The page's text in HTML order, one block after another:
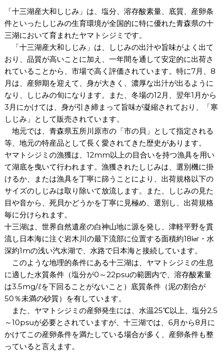
「十三湖産大和しじみ」は、塩分、溶存酸素量、底質、産卵条
件といったしじみの生育環境が全国的に特に優れた青森県の十
三湖において育まれたヤマトシジミです。
「十三湖産大和しじみ」は、しじみの出汁や旨味がよく出て
おり、品質が高いことに加え、一年間を通して安定的に出荷さ
れていることから、市場で高く評価されています。特に7月、8
月は、産卵期を迎えて、身が大きく、濃厚な出汁が出るように
なり、しじみの旬になります。また、冬場の12月、翌年1月から
3月にかけては、身が引き締まって旨味が凝縮されており、「寒
しじみ」として販売されています。
地元では、青森県五所川原市の「市の貝」として指定される
等、地元の特産品として長く愛されてきた歴史があります。
ヤマトシジミの漁獲は、12mm以上の目合いを持つ漁具を用い
て湖底を曳いて行われます。漁獲されたしじみは、選別機に掛
けるか、または漁具を丁寧に篩うことにより、出荷規格以下の
サイズのしじみは取り除いて放流します。また、しじみの見た
目や音から、死貝かどうかを丁寧に見極め、選別し、出荷規格
毎に分けられます。
十三湖は、世界自然遺産の白神山地に源を発し、津軽平野を貫
流し日本海に注ぐ岩木川の最下流部に位置する面積約18㎢・水
深約1mの浅い汽水湖で、水路で日本海と接続しています。
このような地理的条件にある十三湖は、ヤマトシジミの生息
に適した水質条件（塩分が0～22psuの範囲内で、溶存酸素量
は3.5mg/ℓを下回ることがないこと）底質条件（泥の割合が
50％未満の砂質）を有しています。
また、ヤマトシジミの産卵発生には、水温25℃以上、塩分2.5
～10psuが必要とされていますが、十三湖では、6月から8月に
かけてこの産卵条件を満たしている場合が多く、産卵条件も整
っていると言えます。